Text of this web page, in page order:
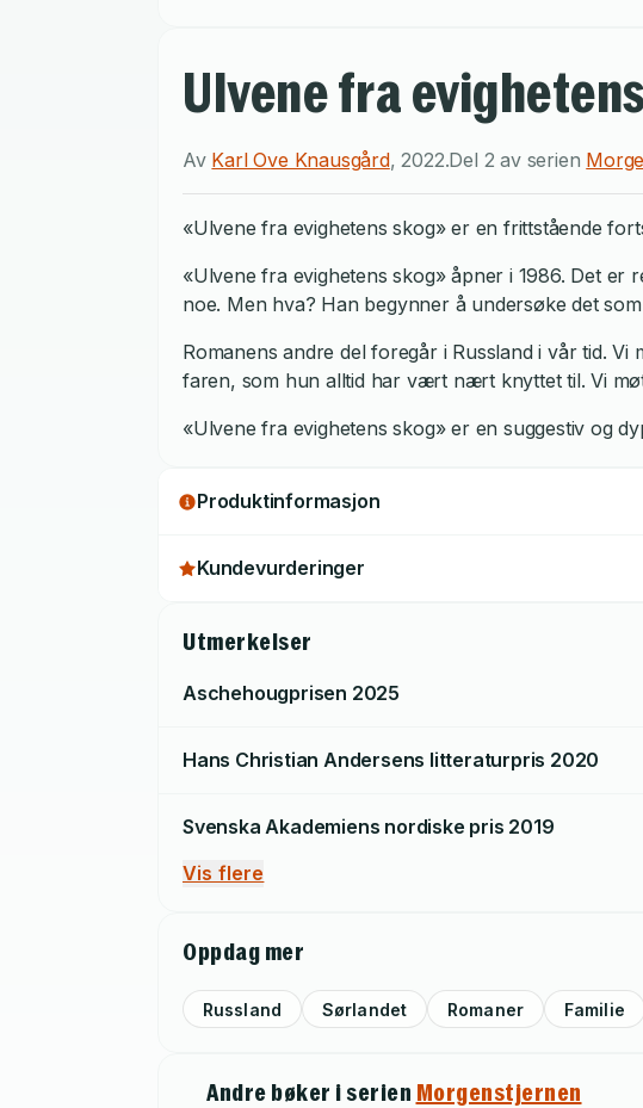
Ulvene fra
Av Karl Ove Knausgård,2022.Del 2 av serien
«Ulvene fra evighetens skog» er en frittstående
«Ulvene fra evighetens skog» åpner i 1986. Det
noe. Men hva? Han begynner å undersøke det
Romanens andre del foregår i Russland i vår tid.
faren, som hun alltid har vært nært knyttet til. Vi
«Ulvene fra evighetens skog» er en suggestiv og
Produktinformasjon
Kundevurderinger
Utmerkelser
Aschehougprisen 2025
Hans Christian Andersens litteraturpris 2020
Svenska Akademiens nordiske pris 2019
Vis flere
Oppdag mer
Russland Sørlandet Romaner Familie
Andre bøker i serien Morgenstjernen